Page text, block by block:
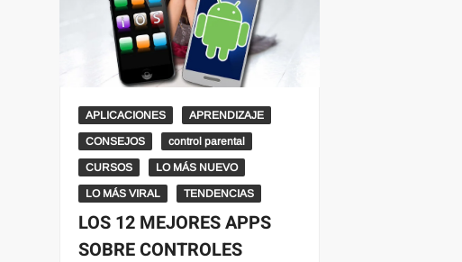
APLICACIONES APRENDIZAJE
CONSEJOS control parental
CURSOS LO MÁS NUEVO
LO MÁS VIRAL TENDENCIAS
LOS 12 MEJORES APPS
SOBRE CONTROLES